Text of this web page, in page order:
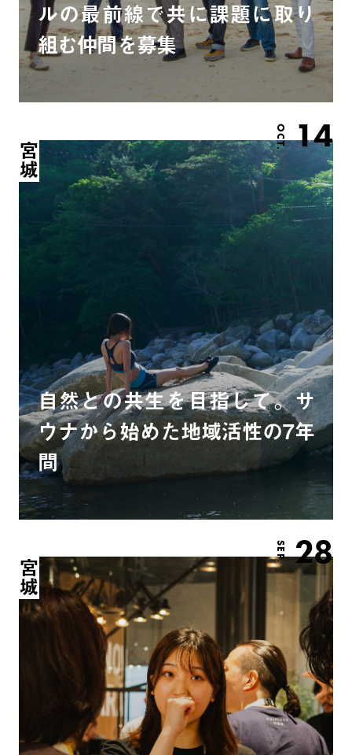
ルの最前線で共に課題に取り
組む仲間を募集
OCT. 14
宮城
自然との共生を目指して。サ
ウナから始めた地域活性の7年
間
SEP. 28
宮城